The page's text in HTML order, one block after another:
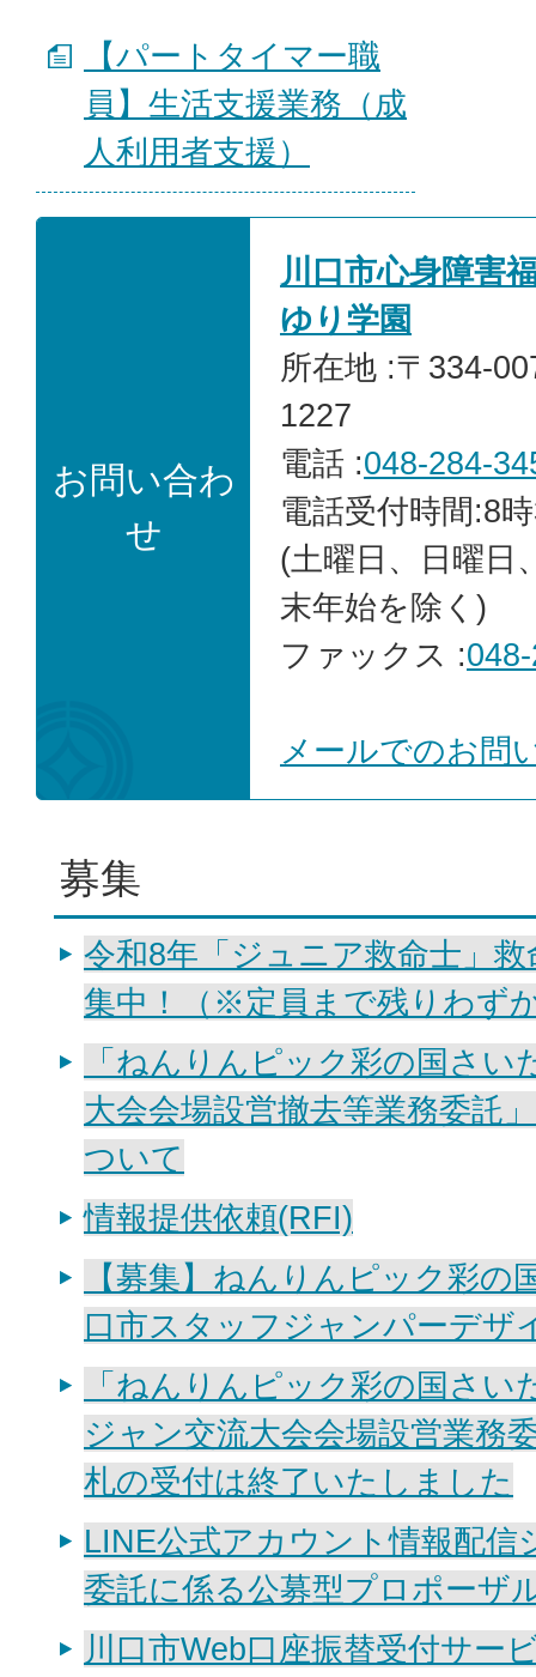
【パートタイマー職
員】生活支援業務（成
人利用者支援）
お問い合わ
せ
川口市心身障害
ゆり学園
所在地 :〒334-
1227
電話 :048-284-
電話受付時間:8
(土曜日、日曜日
末年始を除く)
ファックス :
メールでのお問
募集
令和8年「ジュニア救命士」
集中！（※定員まで残りわず
「ねんりんピック彩の国さい
大会会場設営撤去等業務委託
ついて
情報提供依頼(RFI)
【募集】ねんりんピック彩の
口市スタッフジャンパーデザ
「ねんりんピック彩の国さい
ジャン交流大会会場設営業務
札の受付は終了いたしました
LINE公式アカウント情報配信
委託に係る公募型プロポーザ
川口市Web口座振替受付サー